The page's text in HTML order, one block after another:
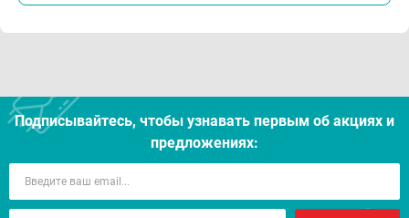
Подписывайтесь, чтобы узнавать первым об акцияx и
предложениях: